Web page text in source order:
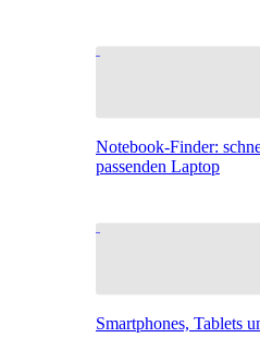
Notebook-Finder:
passenden Laptop
Smartphones, Tablets